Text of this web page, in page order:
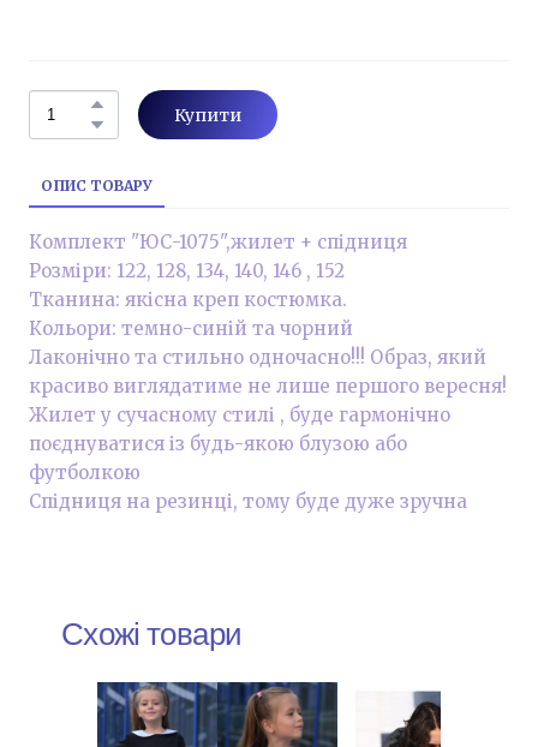
Купити
ОПИС ТОВАРУ
Комплект "ЮС-1075",жилет + спідниця
Розміри: 122, 128, 134, 140, 146 , 152
Тканина: якісна креп костюмка.
Кольори: темно-синій та чорний
Лаконічно та стильно одночасно!!! Образ, який
красиво виглядатиме не лише першого вересня!
Жилет у сучасному стилі , буде гармонічно
поєднуватися із будь-якою блузою або
футболкою
Спідниця на резинці, тому буде дуже зручна
Схожі товари